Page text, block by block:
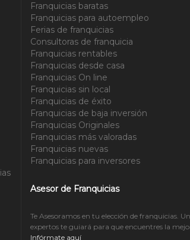
Franquicias baratas
Franquicias para autoempleo
Ferias de franquicias
Consultoras de franquicia
Franquicias rentables
Franquicias desde casa
Franquicias On line
Franquicias sin local
Franquicias de éxito
Franquicias de baja inversión
Franquicias Originales
Franquicias más valoradas
Franquicias nuevas
Franquicias para inversores
Asesor de Franquicias
Te Asesoramos en tu elección de franquicias.
expertos te guiará para que encuentres la
Infórmate aquí